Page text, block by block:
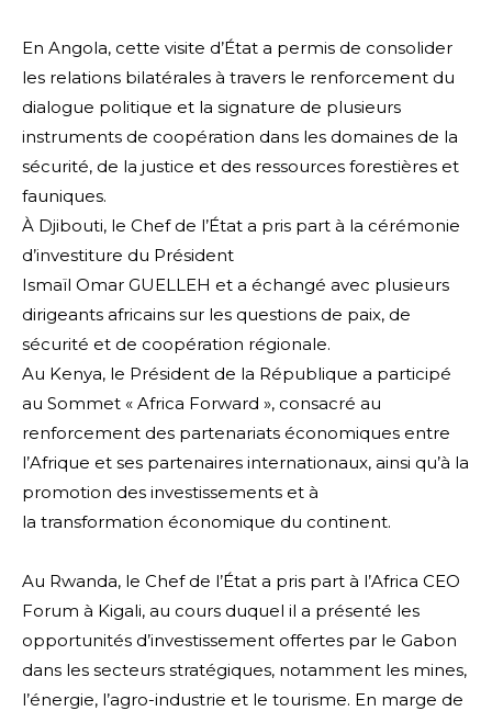
En Angola, cette visite d’État a permis de consolider
les relations bilatérales à travers le renforcement du
dialogue politique et la signature de plusieurs
instruments de coopération dans les domaines de la
sécurité, de la justice et des ressources forestières et
fauniques.
À Djibouti, le Chef de l’État a pris part à la cérémonie
d’investiture du Président
Ismaïl Omar GUELLEH et a échangé avec plusieurs
dirigeants africains sur les questions de paix, de
sécurité et de coopération régionale.
Au Kenya, le Président de la République a participé
au Sommet « Africa Forward », consacré au
renforcement des partenariats économiques entre
l’Afrique et ses partenaires internationaux, ainsi qu’à la
promotion des investissements et à
la transformation économique du continent.
Au Rwanda, le Chef de l’État a pris part à l’Africa CEO
Forum à Kigali, au cours duquel il a présenté les
opportunités d’investissement offertes par le Gabon
dans les secteurs stratégiques, notamment les mines,
l’énergie, l’agro-industrie et le tourisme. En marge de